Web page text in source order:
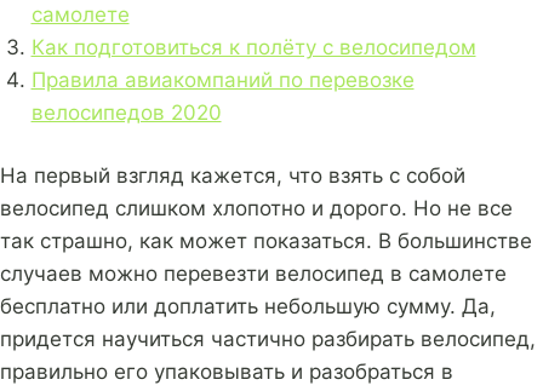
самолете
Как подготовиться к полёту с велосипедом
Правила авиакомпаний по перевозке
велосипедов 2020
На первый взгляд кажется, что взять с собой
велосипед слишком хлопотно и дорого. Но не все
так страшно, как может показаться. В большинстве
случаев можно перевезти велосипед в самолете
бесплатно или доплатить небольшую сумму. Да,
придется научиться частично разбирать велосипед,
правильно его упаковывать и разобраться в